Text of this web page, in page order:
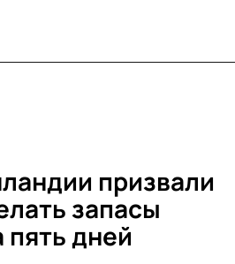
призвали
запасы
пять дней